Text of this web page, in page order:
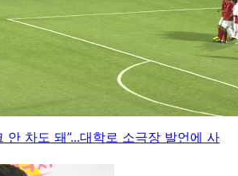
안 차도 돼”...대학로 소극장 발언에 사